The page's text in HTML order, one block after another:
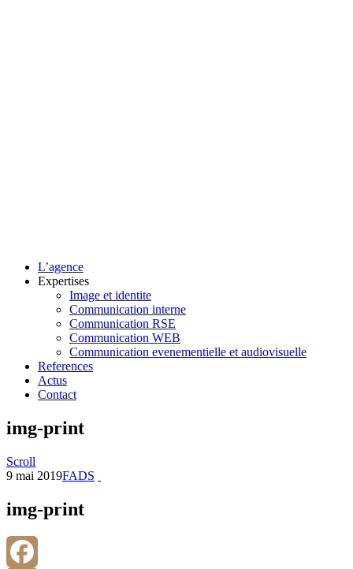
L’agence
Expertises
Image et identite
Communication interne
Communication RSE
Communication WEB
Communication evenementielle et audiovisuelle
References
Actus
Contact
img-print
Scroll
9 mai 2019FADS
img-print